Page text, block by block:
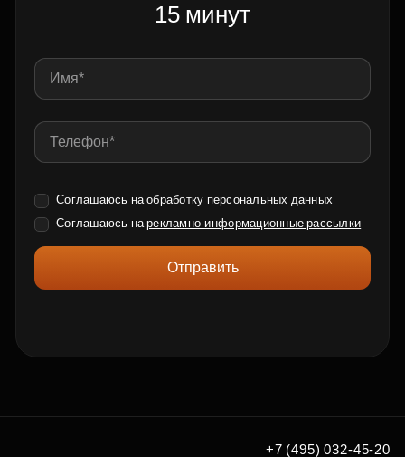
15 минут
Соглашаюсь на обработку персональных данных
Соглашаюсь нарекламно-информационные рассылки
Отправить
+7 (495) 032-45-20